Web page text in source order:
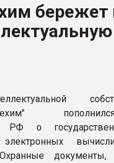
бережет
РФ о
документы,